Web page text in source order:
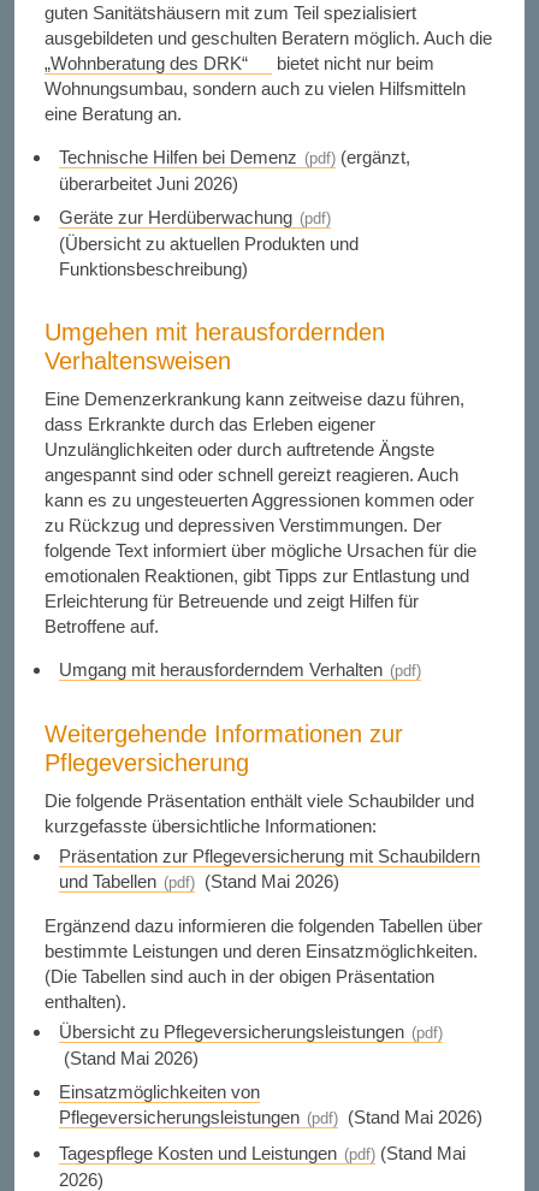
guten Sanitätshäusern mit zum Teil spezialisiert
ausgebildeten und geschulten Beratern möglich. Auch die
„Wohnberatung des DRK“
bietet nicht nur beim
Wohnungsumbau, sondern auch zu vielen Hilfsmitteln
eine Beratung an.
Technische Hilfen bei Demenz
(ergänzt,
überarbeitet Juni 2026)
Geräte zur Herdüberwachung
(Übersicht zu aktuellen Produkten und
Funktionsbeschreibung)
Umgehen mit herausfordernden
Verhaltensweisen
Eine Demenzerkrankung kann zeitweise dazu führen,
dass Erkrankte durch das Erleben eigener
Unzulänglichkeiten oder durch auftretende Ängste
angespannt sind oder schnell gereizt reagieren. Auch
kann es zu ungesteuerten Aggressionen kommen oder
zu Rückzug und depressiven Verstimmungen. Der
folgende Text informiert über mögliche Ursachen für die
emotionalen Reaktionen, gibt Tipps zur Entlastung und
Erleichterung für Betreuende und zeigt Hilfen für
Betroffene auf.
Umgang mit herausforderndem Verhalten
Weitergehende Informationen zur
Pflegeversicherung
Die folgende Präsentation enthält viele Schaubilder und
kurzgefasste übersichtliche Informationen:
Präsentation zur Pflegeversicherung mit Schaubildern
und Tabellen
(Stand Mai 2026)
Ergänzend dazu informieren die folgenden Tabellen über
bestimmte Leistungen und deren Einsatzmöglichkeiten.
(Die Tabellen sind auch in der obigen Präsentation
enthalten).
Übersicht zu Pflegeversicherungsleistungen
(Stand Mai 2026)
Einsatzmöglichkeiten von
Pflegeversicherungsleistungen
(Stand Mai 2026)
Tagespflege Kosten und Leistungen
(Stand Mai
2026)